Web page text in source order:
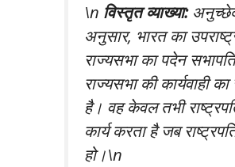
\n विस्तृत व्याख्या:
अनुसार, भारत का
राज्यसभा का पदेन
राज्यसभा की कार्यवाही
है। वह केवल तभी
कार्य करता है जब
हो।\n